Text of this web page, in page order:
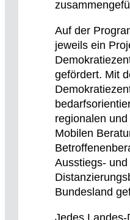
Auf der
jeweils ein
gefördert. Mit
regionalen
Mobilen
Ausstiegs- und
Bundesland
Jedes